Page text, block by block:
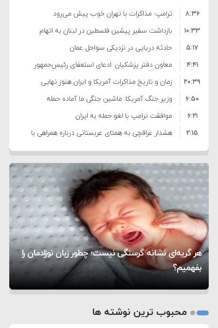
ترامپ: مذاکرات با تهران خوب پیش می‌رود
۸:۳۶
بازداشت سفیر پیشین فلسطین در لبنان به اتهام
فساد و اختلاس اموال
۱۰:۳۳
حادثه دریایی در نزدیکی سواحل عمان
۵:۱۷
معاون دفتر پزشکیان: ادعای استعفای رئیس‌جمهور
واهی و کذب محض است
۴:۴۱
زمان و تاریخ مذاکرات آمریکا و ایران هنوز نهایی
نشده است
۲۰:۳۹
وزیر جنگ آمریکا: ماشین جنگی ما آماده حمله
نظامی علیه ایران است
۶:۵۰
موافقت ترامپ با لغو حمله به ایران
۶:۲۱
هشدار عراقچی به همتای عربستانی درباره همراهی با
آمریکا
۲:۱۵
مقام ارشد امنیتی: برنامه گسترده‌ای برای پاسخ به
دیوانگی آمریکا داریم
۷:۱۰
ترامپ دستور حملات جدید علیه ایران را صادر کرد
۵:۴۵
سپاه: دو نفتکش متخلف مورد اصابت قرار گرفته و
متوقف شدند
۱۲:۵۹
ترامپ مدعی توافق تاریخی برای خلع سلاح کامل
حماس شد
۸:۵۷
اعتراض عراقچی به همتای بلغارستانی به دلیل کمک
به آمریکا در حملات به ایران
۱۶:۱۹
کشورهایی که به متجاوزان کمک می کنند پاسخ
سختی خواهند گرفت
۱۰:۱۵
سنتکام پایان تجاوز جدید به ایران را اعلام کرد
۶:۰۵
هر گریه‌ای نشانه گرسنگی نیست؛ چطور زبان نوزادمان را
بفهمیم؟
تغذیه پدر می‌تواند بر سلامت نوزاد تأثیر بگذارد
روی دیگر زندگی
2
محبوب ترین نوشته ها